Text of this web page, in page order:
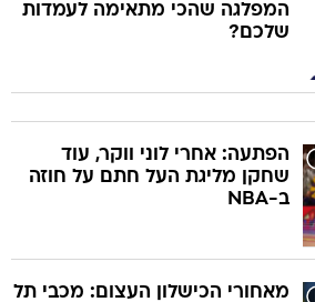
המפלגה שהכי מתאימה לעמדות
שלכם?
הפתעה: אחרי לוני ווקר, עוד
שחקן מליגת העל חתם על חוזה
ב-NBA
מאחורי הכישלון העצום: מכבי תל